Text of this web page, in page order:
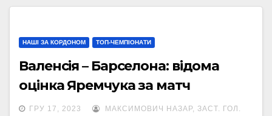
НАШІ ЗА КОРДОНОМ ТОП-ЧЕМПІОНАТИ
Валенсія – Барселона: відома
оцінка Яремчука за матч
ГРУ 17, 2023 МАКСИМОВИЧ НАЗАР, ЗАСТ. ГОЛ.